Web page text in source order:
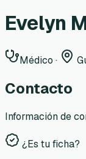
Evelyn
Médico ·
Contacto
Información de
¿Es tu ficha?